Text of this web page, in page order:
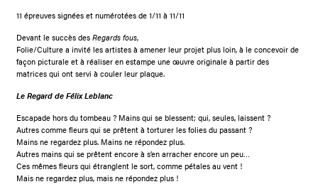
11 épreuves signées et numérotées de 1/11 à 11/11
Devant le succès desRegards fous,
Folie/Culture a invité les artistes à amener leur projet plus loin, à le concevoir de
façon picturale et à réaliser en estampe une œuvre originale à partir des
matrices qui ont servi à couler leur plaque.
LeRegardde Félix Leblanc
Escapade hors du tombeau ? Mains qui se blessent; qui, seules, laissent ?
Autres comme fleurs qui se prêtent à torturer les folies du passant ?
Mains ne regardez plus. Mains ne répondez plus.
Autres mains qui se prêtent encore à s’en arracher encore un peu…
Ces mêmes fleurs qui étranglent le sort, comme pétales au vent !
Mais ne regardez plus, mais ne répondez plus !